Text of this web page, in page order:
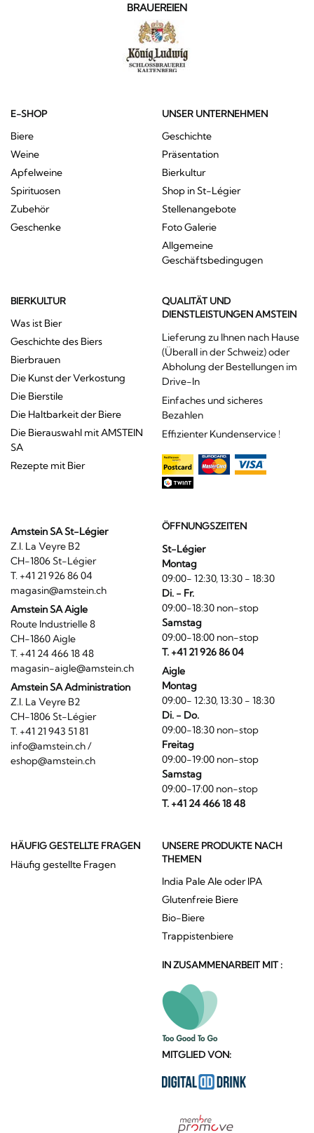
BRAUEREIEN
E-SHOP
Biere
Weine
Apfelweine
Spirituosen
Zubehör
Geschenke
UNSER UNTERNEHMEN
Geschichte
Präsentation
Bierkultur
Shop in St-Légier
Stellenangebote
Foto Galerie
Allgemeine
Geschäftsbedingugen
BIERKULTUR
Was ist Bier
Geschichte des Biers
Bierbrauen
Die Kunst der Verkostung
Die Bierstile
Die Haltbarkeit der Biere
Die Bierauswahl mit AMSTEIN
SA
Rezepte mit Bier
QUALITÄT UND
DIENSTLEISTUNGEN AMSTEIN
Lieferung zu Ihnen nach Hause
(Überall in der Schweiz) oder
Abholung der Bestellungen im
Drive-In
Einfaches und sicheres
Bezahlen
Effizienter Kundenservice !
Amstein SA St-Légier
Z.I. La Veyre B2
CH-1806 St-Légier
T. +41 21 926 86 04
magasin@amstein.ch
Amstein SA Aigle
Route Industrielle 8
CH-1860 Aigle
T. +41 24 466 18 48
magasin-aigle@amstein.ch
Amstein SA Administration
Z.I. La Veyre B2
CH-1806 St-Légier
T. +41 21 943 51 81
info@amstein.ch/
eshop@amstein.ch
ÖFFNUNGSZEITEN
St-Légier
Montag
09:00- 12:30, 13:30 - 18:30
Di. - Fr.
09:00-18:30 non-stop
Samstag
09:00-18:00 non-stop
T. +41 21 926 86 04
Aigle
Montag
09:00- 12:30, 13:30 - 18:30
Di. - Do.
09:00-18:30 non-stop
Freitag
09:00-19:00 non-stop
Samstag
09:00-17:00 non-stop
T. +41 24 466 18 48
HÄUFIG GESTELLTE FRAGEN
Häufig gestellte Fragen
UNSERE PRODUKTE NACH
THEMEN
India Pale Ale oder IPA
Glutenfreie Biere
Bio-Biere
Trappistenbiere
IN ZUSAMMENARBEIT MIT :
MITGLIED VON: